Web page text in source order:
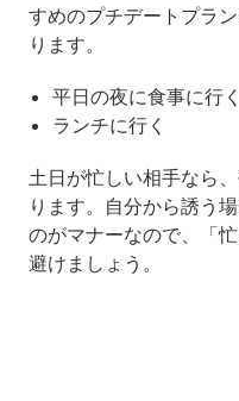
すめのプチデートプラ
ります。
平日の夜に食事に行く
ランチに行く
土日が忙しい相手なら
ります。自分から誘う
のがマナーなので、「
避けましょう。